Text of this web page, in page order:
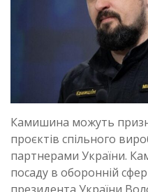
Камишина можуть
проєктів спільного
партнерами України.
посаду в оборонній